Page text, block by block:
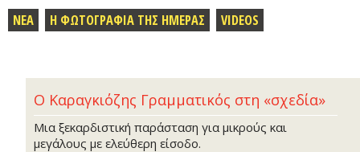
ΝΕΑ Η ΦΩΤΟΓΡΑΦΙΑ ΤΗΣ ΗΜΕΡΑΣ VIDEOS
Ο Καραγκιόζης Γραμματικός στη «σχεδία»
Μια ξεκαρδιστική παράσταση για μικρούς και
μεγάλους με ελεύθερη είσοδο.